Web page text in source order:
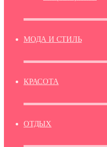
МОДА И СТИЛЬ
КРАСОТА
ОТДЫХ